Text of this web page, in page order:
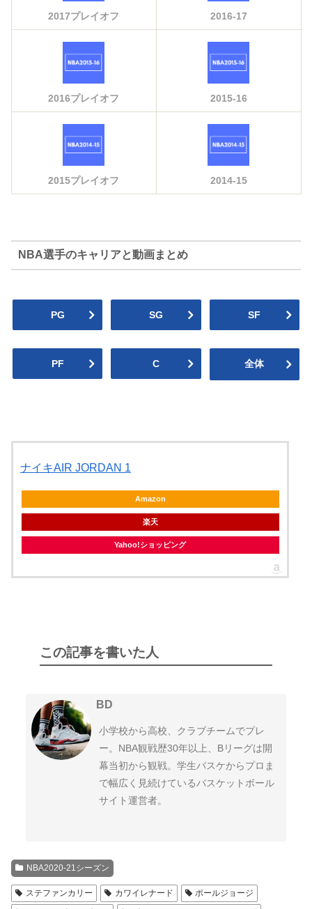
2017プレイオフ 2016-17
2016プレイオフ 2015-16
2015プレイオフ 2014-15
NBA選手のキャリアと動画まとめ
PG SG SF
PF C 全体
ナイキAIR JORDAN 1
Amazon
楽天
Yahoo!ショッピング
この記事を書いた人
BD
小学校から高校、クラブチームでプレ
ー。NBA観戦歴30年以上、Bリーグは開
幕当初から観戦。学生バスケからプロま
で幅広く見続けているバスケットボール
サイト運営者。
NBA2020-21シーズン
ステファンカリー カワイレナード
ポールジョージ